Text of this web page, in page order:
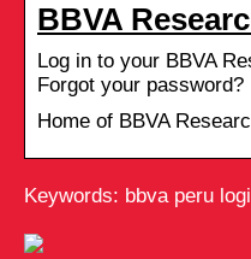
BBVA
Log in to your BBVA
Forgot your
Home of BBVA
Keywords: bbva peru